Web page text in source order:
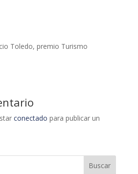
Toledo, premio Turismo
conectado para publicar un